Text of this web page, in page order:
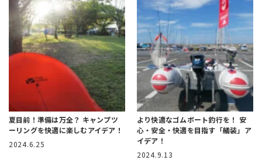
夏目前！準備は万全？ キャンプツ
ーリングを快適に楽しむアイデア！
2024.6.25
より快適なゴムボート釣行を！ 安
心・安全・快適を目指す「艤装」ア
イデア！
2024.9.13